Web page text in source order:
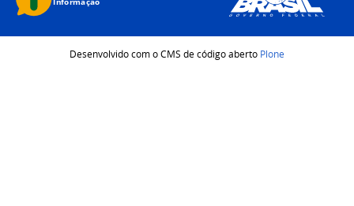
Desenvolvido com o CMS de código aberto Plone